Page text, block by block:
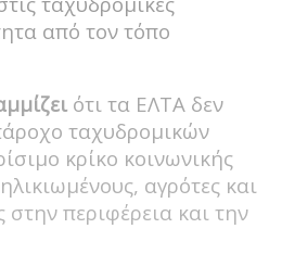
από τον τόπο
ότι τα ΕΛΤΑ δεν
ταχυδρομικών
κρίκο κοινωνικής
αγρότες και
στην περιφέρεια και την